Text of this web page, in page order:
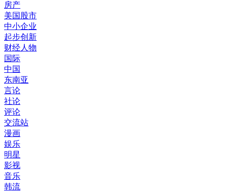
房产
美国股市
中小企业
起步创新
财经人物
国际
中国
东南亚
言论
社论
评论
交流站
漫画
娱乐
明星
影视
音乐
韩流